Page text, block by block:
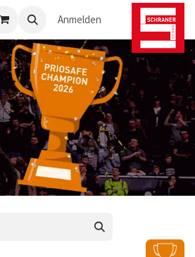
Anmelden